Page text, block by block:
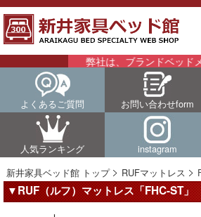
弊社は、ブランドベッドメ
よくあるご質問 お問い合わせform
人気ランキング instagram
新井家具ベッド館 トップ
RUFマットレス
▼RUF（ルフ）マットレス「FHC-ST」